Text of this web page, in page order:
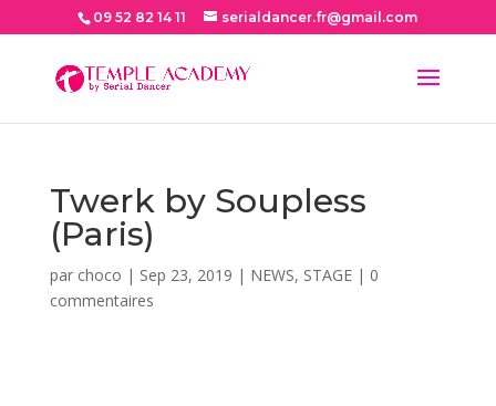
09 52 82 14 11 serialdancer.fr@gmail.com
Twerk by Soupless
(Paris)
par choco | Sep 23, 2019 | NEWS, STAGE| 0
commentaires